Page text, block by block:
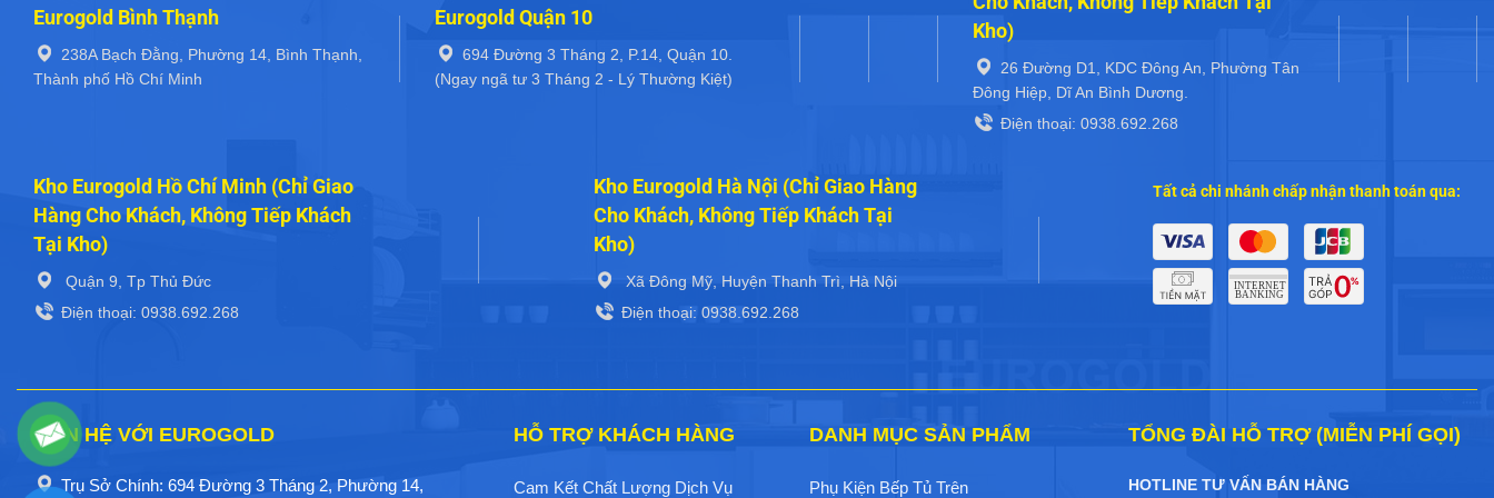
Eurogold Bình Thạnh
238A Bạch Đằng, Phường 14, Bình Thạnh,
Thành phố Hồ Chí Minh
Eurogold Quận 10
694 Đường 3 Tháng 2, P.14, Quận 10.
(Ngay ngã tư 3 Tháng 2 - Lý Thường Kiệt)
Kho)
26 Đường D1, KDC Đông An, Phường Tân
Đông Hiệp, Dĩ An Bình Dương.
Điện thoại: 0938.692.268
Kho Eurogold Hồ Chí Minh (Chỉ Giao
Hàng Cho Khách, Không Tiếp Khách
Tại Kho)
Quận 9, Tp Thủ Đức
Điện thoại: 0938.692.268
Kho Eurogold Hà Nội (Chỉ Giao Hàng
Cho Khách, Không Tiếp Khách Tại
Kho)
Xã Đông Mỹ, Huyện Thanh Trì, Hà Nội
Điện thoại: 0938.692.268
Tất cả chi nhánh chấp nhận thanh toán qua:
LIÊN HỆ VỚI EUROGOLD
Trụ Sở Chính: 694 Đường 3 Tháng 2, Phường 14,
HỖ TRỢ KHÁCH HÀNG
Cam Kết Chất Lượng Dịch Vụ
DANH MỤC SẢN PHẨM
Phụ Kiện Bếp Tủ Trên
TỔNG ĐÀI HỖ TRỢ (MIỄN PHÍ GỌI)
HOTLINE TƯ VẤN BÁN HÀNG